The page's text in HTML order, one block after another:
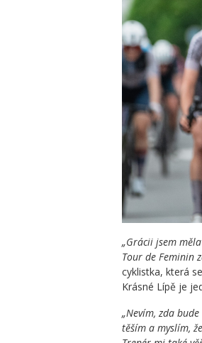
„Grácii jsem
Tour de Feminin
cyklistka, která
Krásné Lípě je
„Nevím, zda
těším a myslím,